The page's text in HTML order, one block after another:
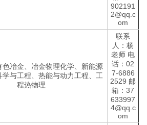
902191
2@qq.c
om
色冶金、冶金物理化学、新能源
学与工程、热能与动力工程、工
程热物理
联系
人：杨
老师 电
话：02
7-6886
2529 邮
箱：37
633997
4@qq.c
om